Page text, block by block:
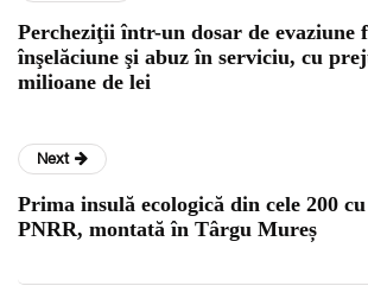
Percheziţii într-un dosar de evaziune
înşelăciune şi abuz în serviciu, cu
milioane de lei
Next
Prima insulă ecologică din cele 200
PNRR, montată în Târgu Mureș